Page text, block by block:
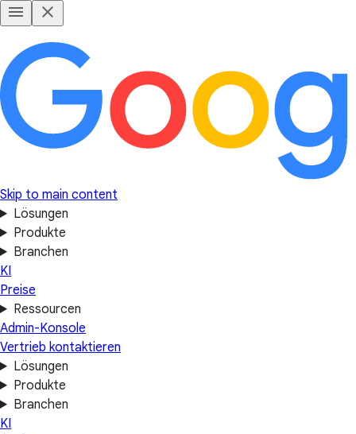
Skip to main content
Lösungen
Produkte
Branchen
KI
Preise
Ressourcen
Admin-Konsole
Vertrieb kontaktieren
Lösungen
Produkte
Branchen
KI